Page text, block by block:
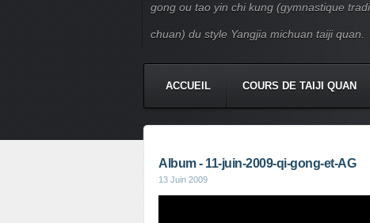
gong ou tao yin chi kung (gymnastique
chuan) du style Yangjia michuan taiji quan.
ACCUEIL COURS DE TAIJI QUAN
Album - 11-juin-2009-qi-gong-et-AG
13 Juin 2009